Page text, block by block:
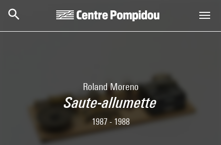
Roland Moreno
Saute-allumette
1987 - 1988